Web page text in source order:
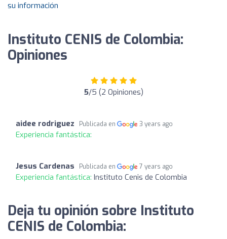
su información
Instituto CENIS de Colombia:
Opiniones
5/5 (2 Opiniones)
aidee rodriguez Publicada en 3 years ago
Experiencia fantástica:
Jesus Cardenas Publicada en 7 years ago
Experiencia fantástica: Instituto Cenis de Colombia
Deja tu opinión sobre Instituto
CENIS de Colombia: